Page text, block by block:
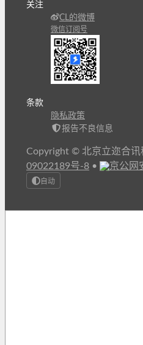
关注
CL的微博
微信订阅号
条款
隐私政策
报告不良信息
Copyright © 北京立迩合讯
09022189号-8 • 京公网
自动